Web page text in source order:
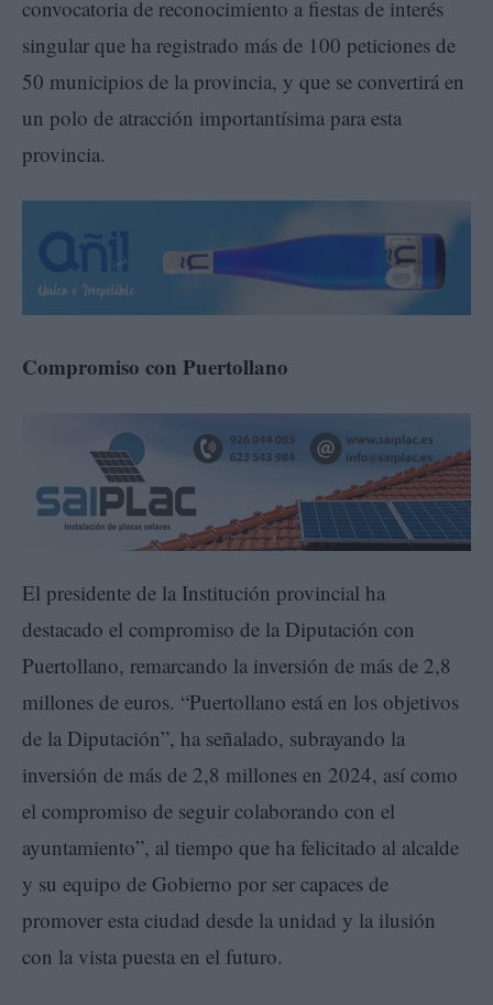
convocatoria de reconocimiento a fiestas de interés
singular que ha registrado más de 100 peticiones de
50 municipios de la provincia, y que se convertirá en
un polo de atracción importantísima para esta
provincia.
Compromiso con Puertollano
El presidente de la Institución provincial ha
destacado el compromiso de la Diputación con
Puertollano, remarcando la inversión de más de 2,8
millones de euros. “Puertollano está en los objetivos
de la Diputación”, ha señalado, subrayando la
inversión de más de 2,8 millones en 2024, así como
el compromiso de seguir colaborando con el
ayuntamiento”, al tiempo que ha felicitado al alcalde
y su equipo de Gobierno por ser capaces de
promover esta ciudad desde la unidad y la ilusión
con la vista puesta en el futuro.